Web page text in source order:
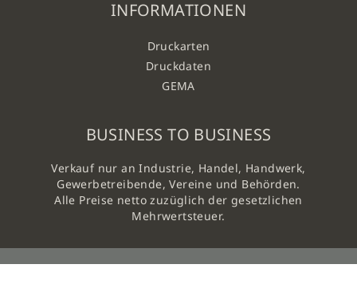
INFORMATIONEN
Druckarten
Druckdaten
GEMA
BUSINESS TO BUSINESS
Verkauf nur an Industrie, Handel, Handwerk,
Gewerbetreibende, Vereine und Behörden.
Alle Preise netto zuzüglich der gesetzlichen
Mehrwertsteuer.